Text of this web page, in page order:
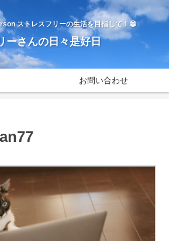
ストレスフリーの生活を目指して！😁
ーさんの日々是好日
お問い合わせ